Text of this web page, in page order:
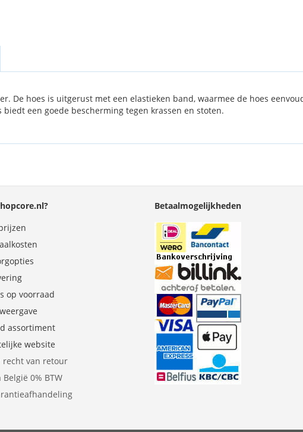
De hoes is uitgerust met een elastieken band, waarmee de hoes
een goede bescherming tegen krassen en stoten.
op voorraad
assortiment
website
recht van retour
0% BTW
Betaalmogelijkheden